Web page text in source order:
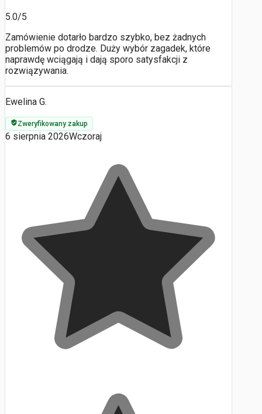
5.0/5
Zamówienie dotarło bardzo szybko, bez żadnych
problemów po drodze. Duży wybór zagadek, które
naprawdę wciągają i dają sporo satysfakcji z
rozwiązywania.
Ewelina G.
Zweryfikowany zakup
6 sierpnia 2026Wczoraj